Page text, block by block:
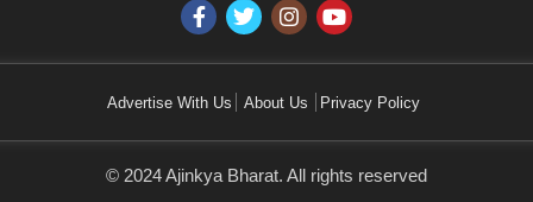
Advertise With Us About Us Privacy Policy
© 2024 Ajinkya Bharat. All rights reserved